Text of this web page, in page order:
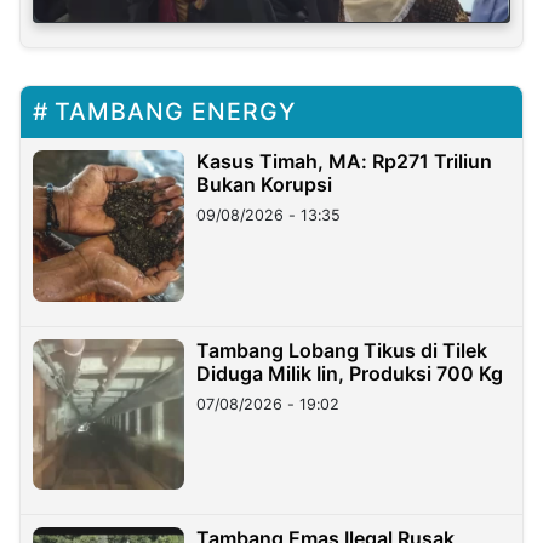
TAMBANG ENERGY
Kasus Timah, MA: Rp271 Triliun
Bukan Korupsi
09/08/2026 - 13:35
Tambang Lobang Tikus di Tilek
Diduga Milik Iin, Produksi 700 Kg
07/08/2026 - 19:02